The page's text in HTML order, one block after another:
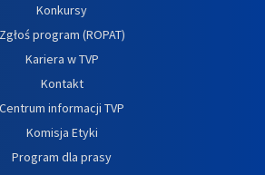
Konkursy
Zgłoś program (ROPAT)
Kariera w TVP
Kontakt
Centrum informacji TVP
Komisja Etyki
Program dla prasy